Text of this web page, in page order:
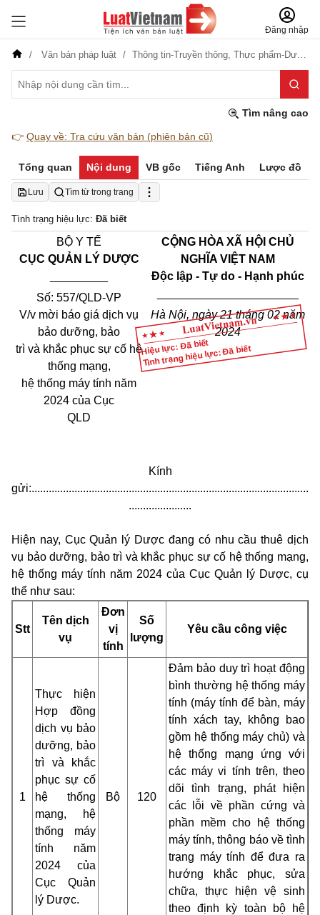
Đăng nhập
Văn bản pháp luật Thông tin-Truyền thông, Thực phẩm-Dược phẩm
Tìm nâng cao
👉 Quay về: Tra cứu văn bản (phiên bản cũ)
Tổng quan Nội dung VB gốc Tiếng Anh Lược đồ
Lưu Tìm từ trong trang
Tình trạng hiệu lực: Đã biết
Hiệu lực: Đã biết
Tình trạng hiệu lực: Đã biết
BỘ Y TẾ
CỤC QUẢN LÝ DƯỢC
Số: 557/QLD-VP
V/v mời báo giá dịch vụ
bảo dưỡng, bảo
trì và khắc phục sự cố hệ
thống mạng,
hệ thống máy tính năm
2024 của Cục
QLD
CỘNG HÒA XÃ HỘI CHỦ
NGHĨA VIỆT NAM
Độc lập - Tự do - Hạnh phúc
Hà Nội, ngày 21 tháng 02 năm
2024
Kính
gửi:.................................................................................................
......................
Hiện nay, Cục Quản lý Dược đang có nhu cầu thuê dịch
vụ bảo dưỡng, bảo trì và khắc phục sự cố hệ thống mạng,
hệ thống máy tính năm 2024 của Cục Quản lý Dược, cụ
thể như sau:
Stt
Tên dịch
vụ
Đơn
vị
tính
Số
lượng
Yêu cầu công việc
1
Thực hiện
Hợp đồng
dịch vụ bảo
dưỡng, bảo
trì và khắc
phục sự cố
hệ thống
mạng, hệ
thống máy
tính năm
2024 của
Cục Quản
lý Dược.
Bộ 120
Đảm bảo duy trì hoạt động
bình thường hệ thống máy
tính (máy tính để bàn, máy
tính xách tay, không bao
gồm hệ thống máy chủ) và
hệ thống mạng ứng với
các máy vi tính trên, theo
dõi tình trạng, phát hiện
các lỗi về phần cứng và
phần mềm cho hệ thống
máy tính, thông báo về tình
trạng máy tính để đưa ra
hướng khắc phục, sửa
chữa, thực hiện vệ sinh
theo định kỳ toàn bộ hệ